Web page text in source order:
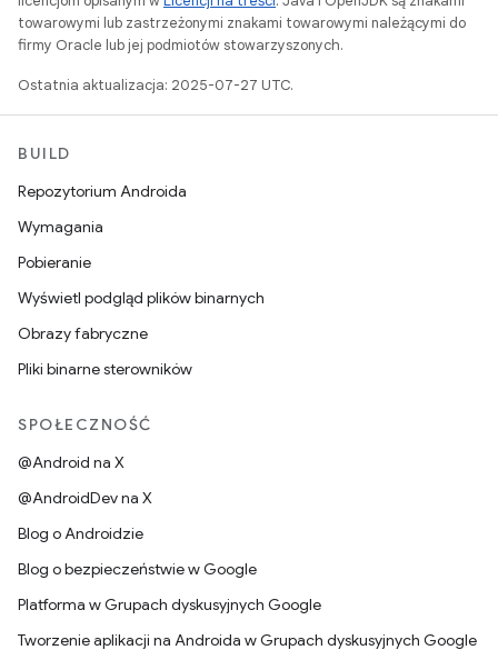
towarowymi lub zastrzeżonymi znakami towarowymi należącymi do
firmy Oracle lub jej podmiotów stowarzyszonych.
Ostatnia aktualizacja: 2025-07-27 UTC.
BUILD
Repozytorium Androida
Wymagania
Pobieranie
Wyświetl podgląd plików binarnych
Obrazy fabryczne
Pliki binarne sterowników
SPOŁECZNOŚĆ
@Android na X
@AndroidDev na X
Blog o Androidzie
Blog o bezpieczeństwie w Google
Platforma w Grupach dyskusyjnych Google
Tworzenie aplikacji na Androida w Grupach dyskusyjnych Google